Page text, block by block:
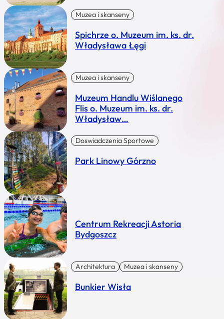
Muzea i skanseny
Spichrze o. Muzeum im. ks. dr.
Władysława Łęgi
Muzea i skanseny
Muzeum Handlu Wiślanego
Flis o. Muzeum im. ks. dr.
Władysław…
Doswiadczenia Sportowe
Park Linowy Górzno
Centrum Rekreacji Astoria
Bydgoszcz
Architektura Muzea i skanseny
Bunkier Wisła